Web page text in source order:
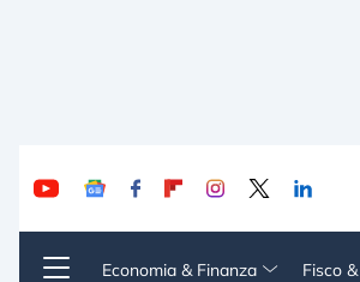
Economia & Finanza Fisco